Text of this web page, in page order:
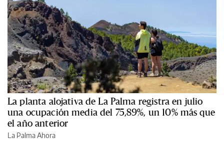
La planta alojativa de La Palma registra en julio
una ocupación media del 75,89%, un 10% más que
el año anterior
La Palma Ahora